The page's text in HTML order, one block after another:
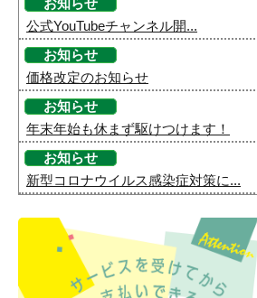
お知らせ
公式YouTubeチャンネル開...
お知らせ
価格改定のお知らせ
お知らせ
年末年始も休まず駆けつけます！
お知らせ
新型コロナウイルス感染症対策に...